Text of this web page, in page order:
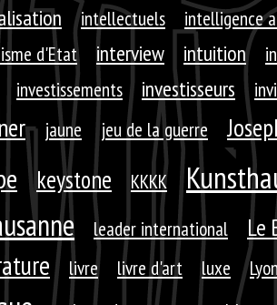
intellectuels intelligence
d'Etat interview intuition
investissements investisseurs
jaune jeu de la guerre
keystone KKKK
leader international Le
livre livre d'art luxe Lyon